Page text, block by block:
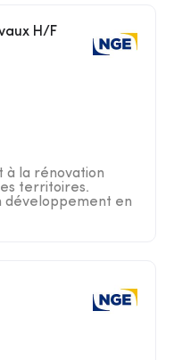
H/F
à la rénovation
territoires.
développement en